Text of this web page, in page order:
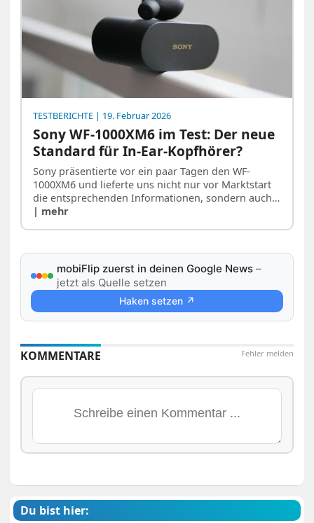
TESTBERICHTE | 19. Februar 2026
Sony WF-1000XM6 im Test: Der neue
Standard für In-Ear-Kopfhörer?
Sony präsentierte vor ein paar Tagen den WF-
1000XM6 und lieferte uns nicht nur vor Marktstart
die entsprechenden Informationen, sondern auch…
| mehr
mobiFlip zuerst in deinen Google News –
jetzt als Quelle setzen
Haken setzen ↗
Fehler melden
KOMMENTARE
Du bist hier: